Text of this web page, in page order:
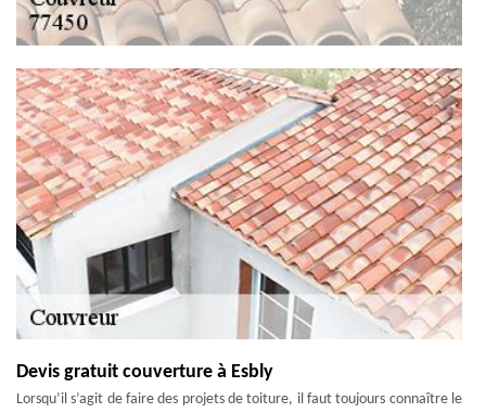
Devis gratuit couverture à Esbly
Lorsqu’il s’agit de faire des projets de toiture, il faut toujours connaître le